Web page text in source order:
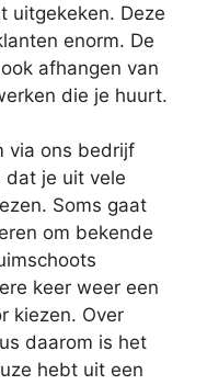
uitgekeken. Deze
enorm. De
afhangen van
die je huurt.
via ons bedrijf
dat je uit vele
Soms gaat
om bekende
keer weer een
kiezen. Over
daarom is het
hebt uit een